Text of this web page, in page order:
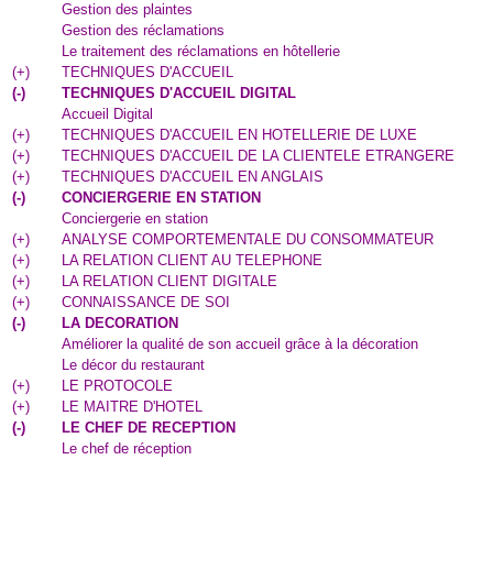
Gestion des plaintes
Gestion des réclamations
Le traitement des réclamations en hôtellerie
(+)
TECHNIQUES D'ACCUEIL
(-)
TECHNIQUES D'ACCUEIL DIGITAL
Accueil Digital
(+)
TECHNIQUES D'ACCUEIL EN HOTELLERIE DE LUXE
(+)
TECHNIQUES D'ACCUEIL DE LA CLIENTELE ETRANGERE
(+)
TECHNIQUES D'ACCUEIL EN ANGLAIS
(-)
CONCIERGERIE EN STATION
Conciergerie en station
(+)
ANALYSE COMPORTEMENTALE DU CONSOMMATEUR
(+)
LA RELATION CLIENT AU TELEPHONE
(+)
LA RELATION CLIENT DIGITALE
(+)
CONNAISSANCE DE SOI
(-)
LA DECORATION
Améliorer la qualité de son accueil grâce à la décoration
Le décor du restaurant
(+)
LE PROTOCOLE
(+)
LE MAITRE D'HOTEL
(-)
LE CHEF DE RECEPTION
Le chef de réception